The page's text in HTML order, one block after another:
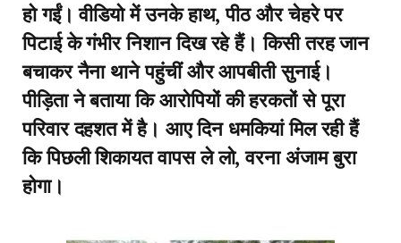
हो गईं। वीडियो में उनके हाथ, पीठ और चेहरे पर
पिटाई के गंभीर निशान दिख रहे हैं। किसी तरह जान
बचाकर नैना थाने पहुंचीं और आपबीती सुनाई।
पीड़िता ने बताया कि आरोपियों की हरकतों से पूरा
परिवार दहशत में है। आए दिन धमकियां मिल रही हैं
कि पिछली शिकायत वापस ले लो, वरना अंजाम बुरा
होगा।